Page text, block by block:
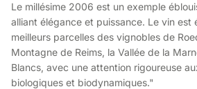
Le millésime 2006 est un exemple
alliant élégance et puissance. Le vin est
meilleurs parcelles des vignobles de
Montagne de Reims, la Vallée de la
Blancs, avec une attention rigoureuse
biologiques et biodynamiques."